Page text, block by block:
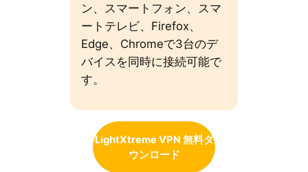
ン、スマートフォン、スマ
ートテレビ、Firefox、
Edge、Chromeで3台のデ
バイスを同時に接続可能で
す。
LightXtreme VPN 無料ダ
ウンロード